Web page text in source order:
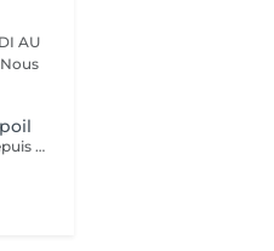
AU
Nos microblading sont fait avec des pigments reformulés depuis la loi du 4 janvier 2022 faites nous confiance nous travaillons avec les meilleures marques sur le marché ne vous inquiétez pas pour la couleur et technique on regardera ensemble sur place :) l'épilation au fil est incluse